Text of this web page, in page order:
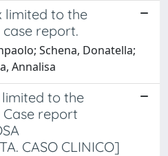
limited to the
report.
Schena, Donatella;
Annalisa
to the
report
CASO CLINICO]